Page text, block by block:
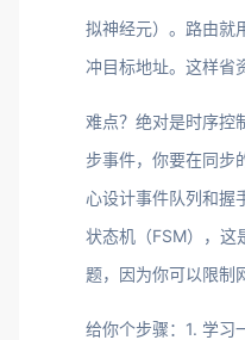
拟神经元）。路由就
冲目标地址。这样省
难点？绝对是时序控
步事件，你要在同步
心设计事件队列和握
状态机（FSM），这
题，因为你可以限制
给你个步骤：1. 学习